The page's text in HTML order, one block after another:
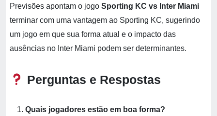
Previsões apontam o jogo Sporting KC vs Inter Miami
terminar com uma vantagem ao Sporting KC, sugerindo
um jogo em que sua forma atual e o impacto das
ausências no Inter Miami podem ser determinantes.
Perguntas e Respostas
Quais jogadores estão em boa forma?